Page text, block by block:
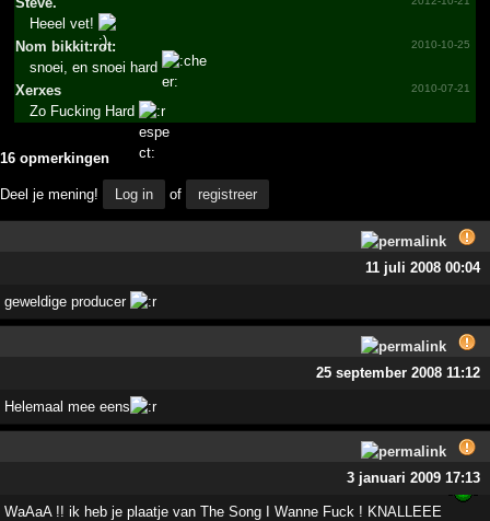
Heeel vet!
Nom bikkit:rot:
2010-10-25
snoei, en snoei hard
Xerxes
2010-07-21
Zo Fucking Hard
16 opmerkingen
Deel je mening! Log in of registreer
11 juli 2008 00:04
geweldige producer
25 september 2008 11:12
Helemaal mee eens
3 januari 2009 17:13
WaAaA !! ik heb je plaatje van The Song I Wanne Fuck ! KNALLEEE